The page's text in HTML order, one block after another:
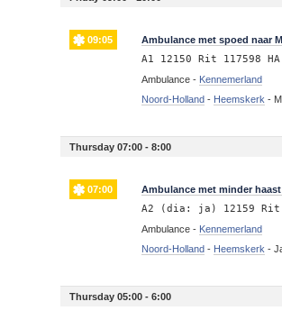
09:05 Ambulance met spoed naar
A1 12150 Rit 117598
Ambulance - Kennemerland
Noord-Holland - Heemskerk -
Thursday 07:00 - 8:00
07:00 Ambulance met minder
A2 (dia: ja) 12159 Rit
Ambulance - Kennemerland
Noord-Holland - Heemskerk -
Thursday 05:00 - 6:00